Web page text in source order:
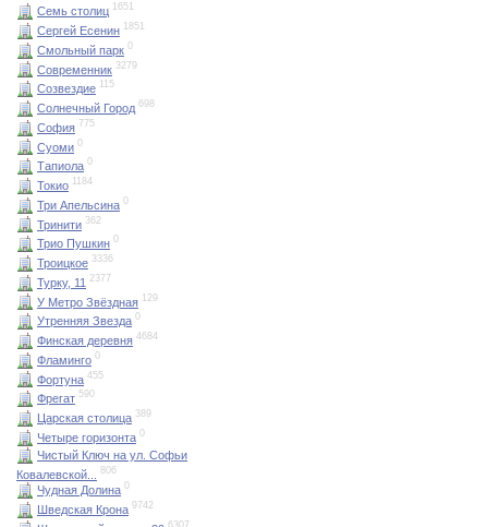
Семь столиц 1651
Сергей Есенин 1851
Смольный парк 0
Современник 3279
Созвездие 115
Солнечный Город 698
София 775
Суоми 0
Тапиола 0
Токио 1184
Три Апельсина 0
Тринити 362
Трио Пушкин 0
Троицкое 3336
Турку, 11 2377
У Метро Звёздная 129
Утренняя Звезда 0
Финская деревня 4684
Фламинго 0
Фортуна 455
Фрегат 590
Царская столица 389
Четыре горизонта 0
Чистый Ключ на ул. Софьи
Ковалевской...
806
Чудная Долина 0
Шведская Крона 9742
6307